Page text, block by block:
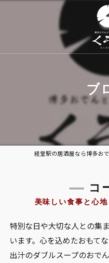
ブ
経堂駅の居酒屋なら博多お
コ
美味しい食事と心
特別な日や大切な人との集
います。心を込めたおもて
出汁のダブルスープのおで